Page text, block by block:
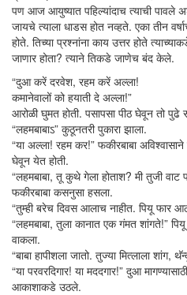
पण आज आयुष्यात पहिल्यांदाच त्याची पावले
जायचे त्याला धाडस होत नव्हते. एका तीन
होते. तिच्या प्रश्नांना काय उत्तर होते
जाणार होता? त्याने तिकडे जाणेच बंद केले.
“दुआ करें दरवेश, रहम करें अल्ला!
कमानेवालों को हयाती दे अल्ला!”
आरोळी घुमत होती. पसापसा पीठ घेवून तो पुढे
“लहमबाबाऽ” कुठूनतरी पुकारा झाला.
“या अल्ला! रहम कर!” फकीरबाबा
घेवून येत होती.
“लहमबाबा, तू कुथे गेला होताश? मी तुजी वाट
फकीरबाबा कसनुसा हसला.
“तुम्ही बरेच दिवस आलाच नाहीत. पियू फार
“लहमबाबा, तुला कानात एक गंमत शांगते!”
वाकला.
“बाबा हापीशला जातो. तुज्या मित्लाला शांग,
“या परवरदिगार! या मददगार!” दुआ
आकाशाकडे उठले.